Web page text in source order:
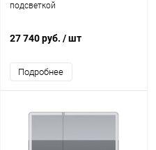
подсветкой
27 740 руб. / шт
Подробнее